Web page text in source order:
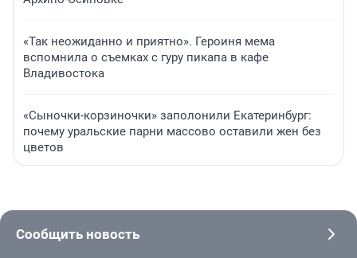
«Так неожиданно и приятно». Героиня мема
вспомнила о съемках с гуру пикапа в кафе
Владивостока
«Сыночки-корзиночки» заполонили Екатеринбург:
почему уральские парни массово оставили жен без
цветов
Сообщить новость